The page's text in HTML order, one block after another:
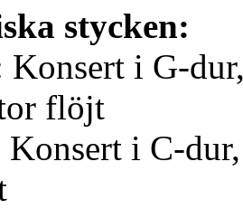
stycken:
Konsert i G-
flöjt
Konsert i C-